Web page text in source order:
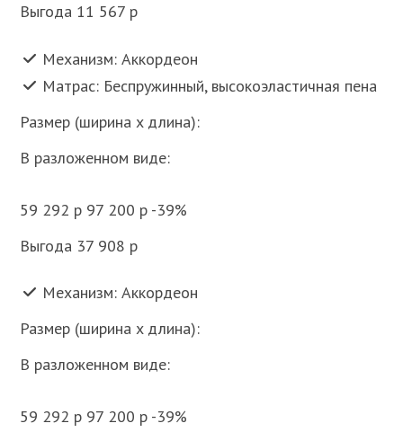
Выгода 11 567 p
Механизм: Аккордеон
Матрас: Беспружинный, высокоэластичная пена
Размер (ширина x длина):
В разложенном виде:
59 292 p 97 200 p -39%
Выгода 37 908 p
Механизм: Аккордеон
Размер (ширина x длина):
В разложенном виде:
59 292 p 97 200 p -39%